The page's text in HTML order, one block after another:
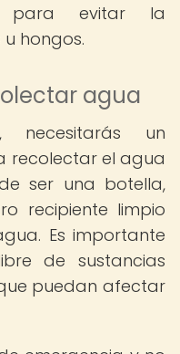
para evitar la
hongos.
agua
necesitarás un
recolectar el agua
ser una botella,
recipiente limpio
Es importante
de sustancias
puedan afectar